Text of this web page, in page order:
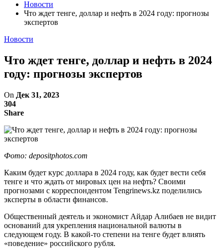
Новости
Что ждет тенге, доллар и нефть в 2024 году: прогнозы
экспертов
Новости
Что ждет тенге, доллар и нефть в 2024
году: прогнозы экспертов
On Дек 31, 2023
304
Share
Фото: depositphotos.com
Каким будет курс доллара в 2024 году, как будет вести себя
тенге и что ждать от мировых цен на нефть? Своими
прогнозами с корреспондентом Tengrinews.kz поделились
эксперты в области финансов.
Общественный деятель и экономист Айдар Алибаев не видит
оснований для укрепления национальной валюты в
следующем году. В какой-то степени на тенге будет влиять
«поведение» российского рубля.